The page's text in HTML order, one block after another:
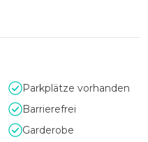
Parkplätze vorhanden
Barrierefrei
Garderobe